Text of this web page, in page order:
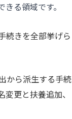
る領域です。
続きを全部挙げら
から派生する手続
更と扶養追加、